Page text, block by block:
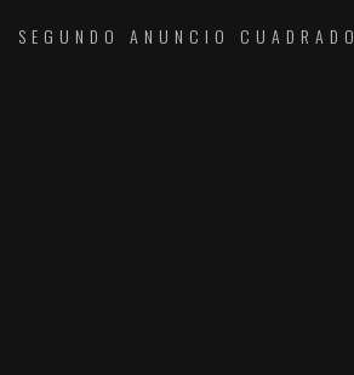
SEGUNDO ANUNCIO CUADRADO